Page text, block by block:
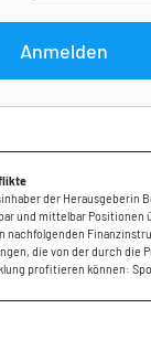
Anmelden
der Herausgeberin
und mittelbar Positionen
nachfolgenden
die von der durch die
profitieren können: